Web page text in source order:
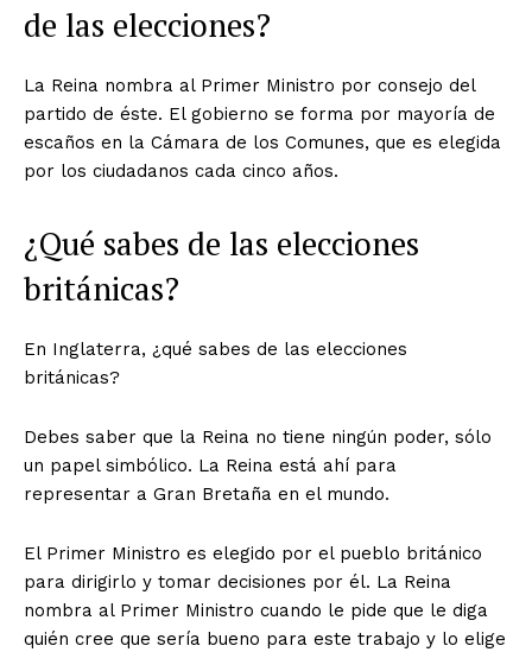
de las elecciones?
La Reina nombra al Primer Ministro por consejo del
partido de éste. El gobierno se forma por mayoría de
escaños en la Cámara de los Comunes, que es elegida
por los ciudadanos cada cinco años.
¿Qué sabes de las elecciones
británicas?
En Inglaterra, ¿qué sabes de las elecciones
británicas?
Debes saber que la Reina no tiene ningún poder, sólo
un papel simbólico. La Reina está ahí para
representar a Gran Bretaña en el mundo.
El Primer Ministro es elegido por el pueblo británico
para dirigirlo y tomar decisiones por él. La Reina
nombra al Primer Ministro cuando le pide que le diga
quién cree que sería bueno para este trabajo y lo elige